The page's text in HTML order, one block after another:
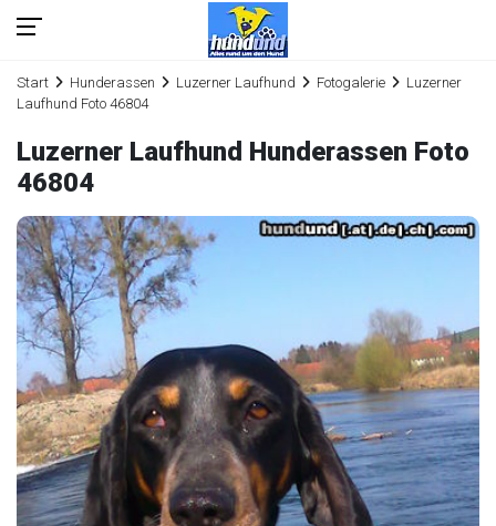
Start Hunderassen Luzerner Laufhund Fotogalerie
Luzerner
Laufhund Foto 46804
Luzerner Laufhund Hunderassen Foto
46804